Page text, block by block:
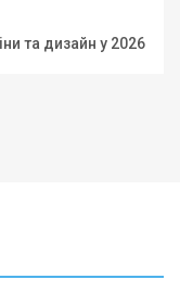
та дизайн у 2026